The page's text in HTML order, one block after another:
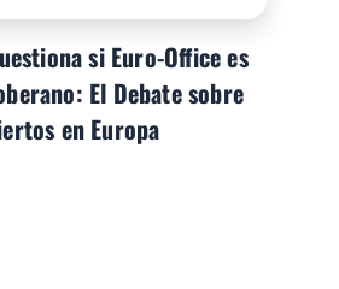
si Euro-Office es
El Debate sobre
en Europa